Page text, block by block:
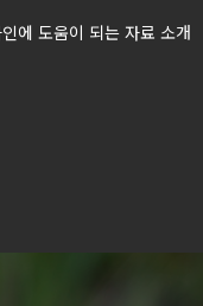
에 도움이 되는 자료 소개